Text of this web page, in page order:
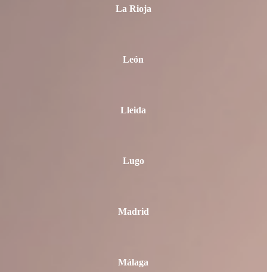
La Rioja
León
Lleida
Lugo
Madrid
Málaga